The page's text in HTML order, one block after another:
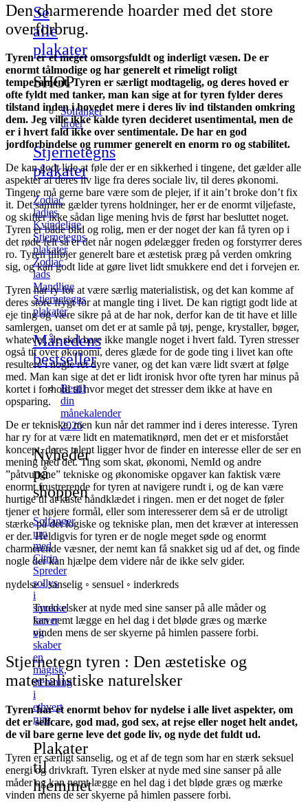
Se
alle
plakater
SHOP
Solfanger
uroer
Stjernetegns
plakater
Zodiac
ladies
Kvindelige
Stjernetegns
plakater
Zodiac
lads
Mandlige
Stjernetegns
plakater
Månedens
bestseller
Bestil
din
månekalender
2026
Nyheder
på
shoppen
Solfanger
uro
med
Citrin
Spreder
sollys
i
smukke
farver
og
skaber
en
magisk,
stemning
i
ethvert
rum
Plakater
til
hjemmet
Den charmerende hoarder med det store
overforbrug.
Tyren er et meget omsorgsfuldt og inderligt væsen. De er
enormt tålmodige og har generelt et rimeligt roligt
temperament. Tyren er særligt modtagelig, og deres hoved er
ofte fyldt med tanker, man kan sige at for tyren fylder deres
tilstand inden i hovedet mere i deres liv ind tilstanden omkring
dem. Jeg ville ikke kalde tyren decideret usentimental, men de
er i hvert fald ikke over sentimentale. De har en god
jordforbindelse og rummer generelt en enorm ro og stabilitet.
De kan godt lide at føle der er en sikkerhed i tingene, det gælder alle
aspekter af deres liv lige fra deres sociale liv, til deres økonomi.
Tingene må gerne bare være som de plejer, if it ain’t broke don’t fix
it. Det samme gælder tyrens holdninger, her er de enormt viljefaste,
og skifter ikke sådan lige mening hvis de først har besluttet noget.
Tyren er både blid og rolig, men er der noget der kan få tyren op i
det røde felt så er det når nogen ødelægger freden og forstyrrer deres
ro. Tyren tilføjer generelt bare et æstetisk præg på verden omkring
sig, og kan godt lide at gøre livet lidt smukkere end det i forvejen er.
Tyren har ry for at være særlig materialistisk, og det kan komme af
deres store frygt for at mangle ting i livet. De kan rigtigt godt lide at
eje ting og være sikre på at de har nok, derfor kan de tit have et lille
samlergen, uanset om det er at samle på tøj, penge, krystaller, bøger,
whatever, de skal bare ikke mangle noget i hvert fald. Tyren stresser
også tit over økonomi, deres glæde for de gode ting i livet kan ofte
resultere i nogle ret dyre vaner, og det kan være lidt svært at følge
med. Man kan sige at det er lidt ironisk hvor ofte tyren har minus på
kortet i forhold til hvor meget det stresser dem ikke at have en
opsparing.
De er tekniske, men kun når det rammer ind i deres interesse. Tyren
har ry for at være lidt en matematiknørd, men det er et misforstået
koncept, deres talent ligger hvor de finder en interesse eller de ser en
mening med det. Ting som skat, økonomi, NemId og andre
”påtvungne” tekniske og økonomiske opgaver kan faktisk være
enormt frustrerende for tyren at navigere rundt i, og de kan være
hurtige til at kaste håndklædet i ringen. men er det noget de føler
tjener et højere formål, eller som interesserer dem så er de utroligt
stærke på det logiske og tekniske plan, men det kræver at interessen
er der. Heldigvis for tyren er de nogle meget søde og enormt
charmerende væsner, der nemt kan få snakket sig ud af det, og finde
nogle der kan hjælpe dem videre når de ikke selv gider.
nydelse ◦ sanselig ◦ sensuel ◦ inderkreds
Tyren elsker at nyde med sine sanser på alle måder og
kan nemt lægge en hel dag i det bløde græs og mærke
vinden mens de ser skyerne på himlen passere forbi.
Stjernetegn tyren : Den æstetiske og
materialistiske naturelsker
Tyren har et enormt behov for nydelse i alle livet aspekter, om
det er selfcare, god mad, god sex, at rejse eller noget helt andet,
de vil bare gerne leve det gode liv, og nyde det fuldt ud.
Tyren er særligt sanselig, og et af de tegn som har en stærk seksuel
energi og drivkraft. Tyren elsker at nyde med sine sanser på alle
måder og kan nemt lægge en hel dag i det bløde græs og mærke
vinden mens de ser skyerne på himlen passere forbi.